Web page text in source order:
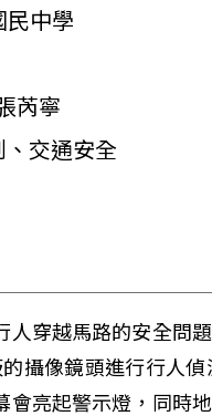
民中學
芮寧
交通安全
穿越馬路的安全問題
攝像鏡頭進行行人
會亮起警示燈，同時